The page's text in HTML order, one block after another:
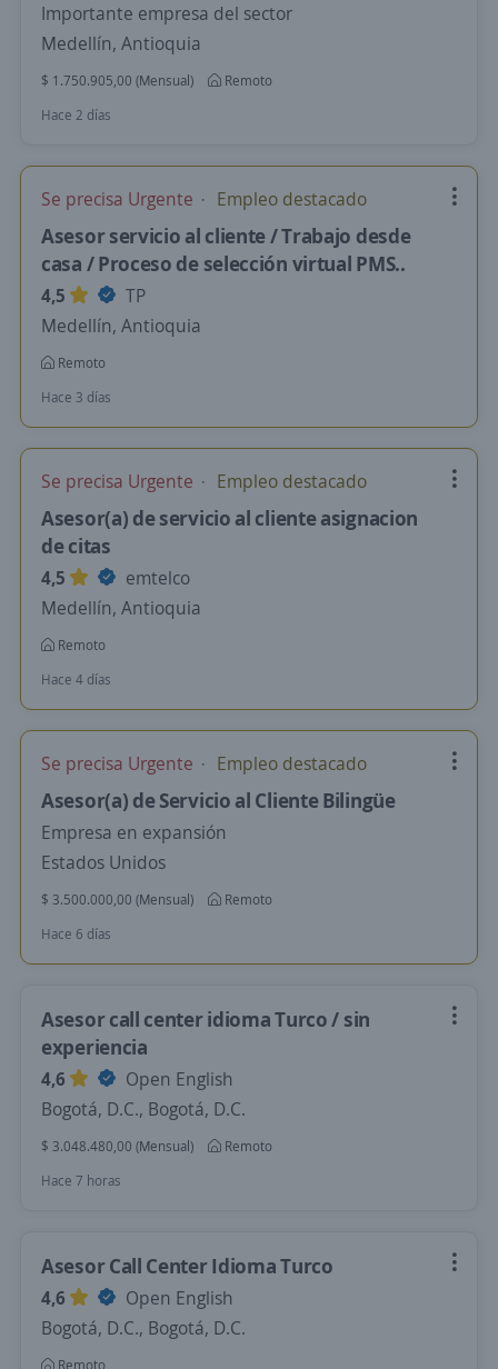
Importante empresa del sector
Medellín, Antioquia
$ 1.750.905,00 (Mensual)
Remoto
Hace 2 días
Se precisa Urgente Empleo destacado
Asesor servicio al cliente / Trabajo desde
casa / Proceso de selección virtual PMS..
4,5
TP
Medellín, Antioquia
Remoto
Hace 3 días
Se precisa Urgente Empleo destacado
Asesor(a) de servicio al cliente asignacion
de citas
4,5
emtelco
Medellín, Antioquia
Remoto
Hace 4 días
Se precisa Urgente Empleo destacado
Asesor(a) de Servicio al Cliente Bilingüe
Empresa en expansión
Estados Unidos
$ 3.500.000,00 (Mensual)
Remoto
Hace 6 días
Asesor call center idioma Turco / sin
experiencia
4,6
Open English
Bogotá, D.C., Bogotá, D.C.
$ 3.048.480,00 (Mensual)
Remoto
Hace 7 horas
Asesor Call Center Idioma Turco
4,6
Open English
Bogotá, D.C., Bogotá, D.C.
Remoto